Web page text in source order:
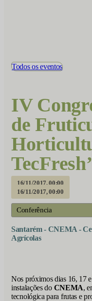
Todos os eventos
IV
de
16/11/2017, 00:00
16/11/2017, 00:00
Conferência
Santarém - CNEMA -
Agrícolas
Nos próximos dias 16, 17
instalações do CNEMA,
tecnológica para frutas e